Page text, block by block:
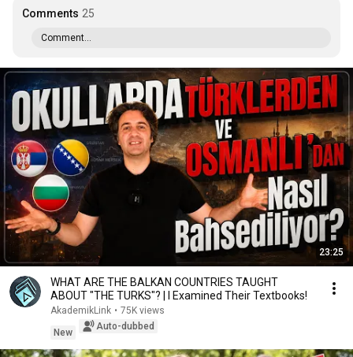
Comments 25
Comment...
23:25
WHAT ARE THE BALKAN COUNTRIES TAUGHT
ABOUT "THE TURKS"? | I Examined Their Textbooks!
AkademikLink • 75K views
New
Auto-dubbed